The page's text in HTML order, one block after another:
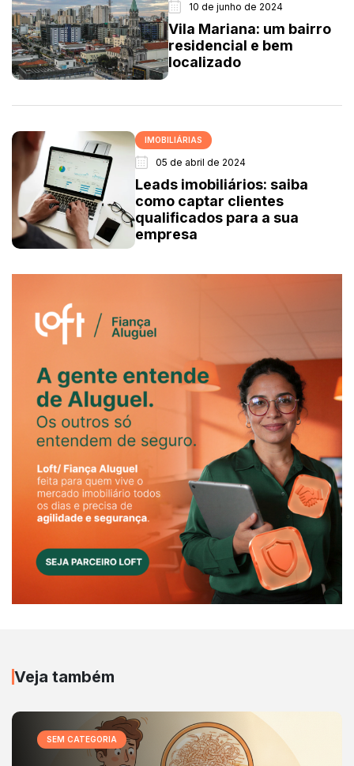
10 de junho de 2024
Vila Mariana: um bairro
residencial e bem
localizado
IMOBILIÁRIAS
05 de abril de 2024
Leads imobiliários: saiba
como captar clientes
qualificados para a sua
empresa
Veja também
SEM CATEGORIA